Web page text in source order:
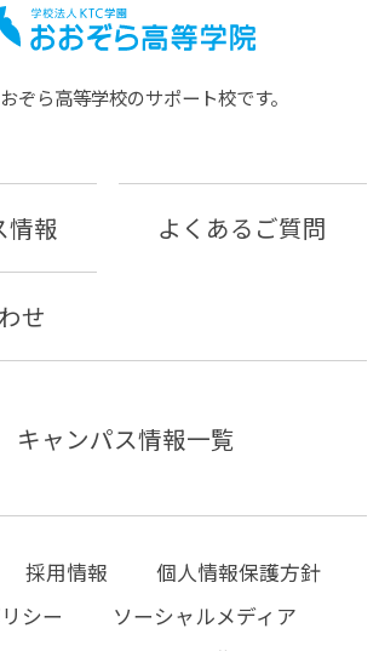
ぞら⾼等学校のサポート校です。
情報 よくあるご質問
せ
キャンパス情報一覧
採用情報
個人情報保護方針
シー
ソーシャルメディア